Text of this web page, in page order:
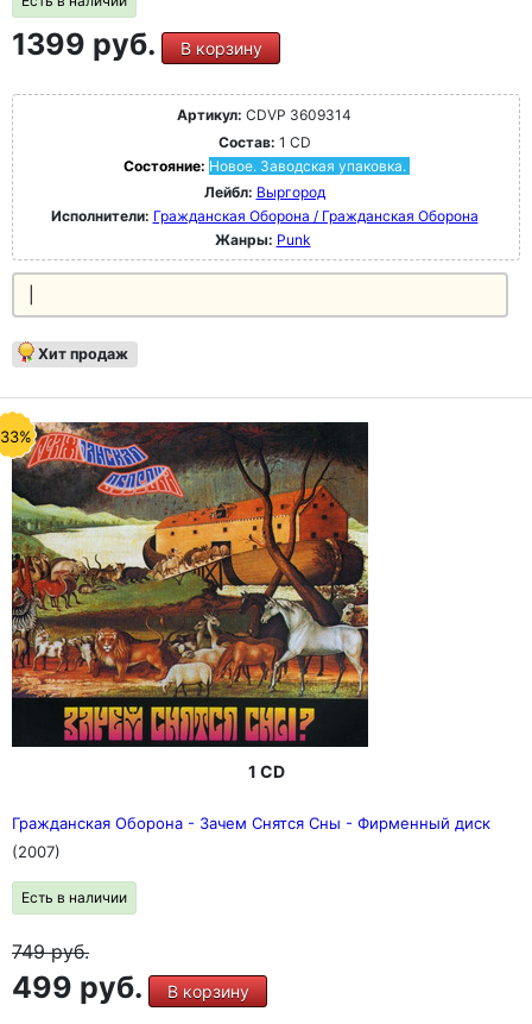
1399 руб. В корзину
Артикул: CDVP 3609314
Состав: 1 CD
Состояние: Новое. Заводская упаковка.
Лейбл: Выргород
Исполнители: Гражданская Оборона / Гражданская Оборона
Жанры: Punk
Хит продаж
1 CD
Гражданская Оборона - Зачем Снятся Сны - Фирменный диск
(2007)
Есть в наличии
749руб.
499 руб. В корзину